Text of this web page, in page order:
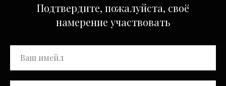
Подтвердите, пожалуйста, своё
намерение участвовать